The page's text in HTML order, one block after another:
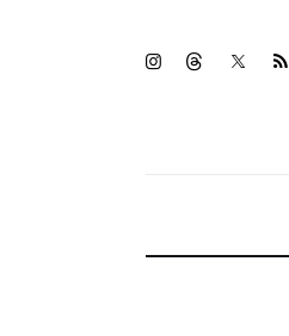
instagramm
threadstwitter-
rss